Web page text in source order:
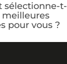
sélectionne-t-
meilleures
pour vous ?